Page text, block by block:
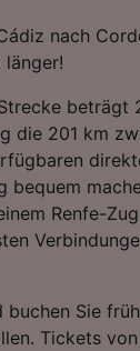
nach
länger!
beträgt
die 201 km
bequem
Renfe-
buchen Sie
Tickets